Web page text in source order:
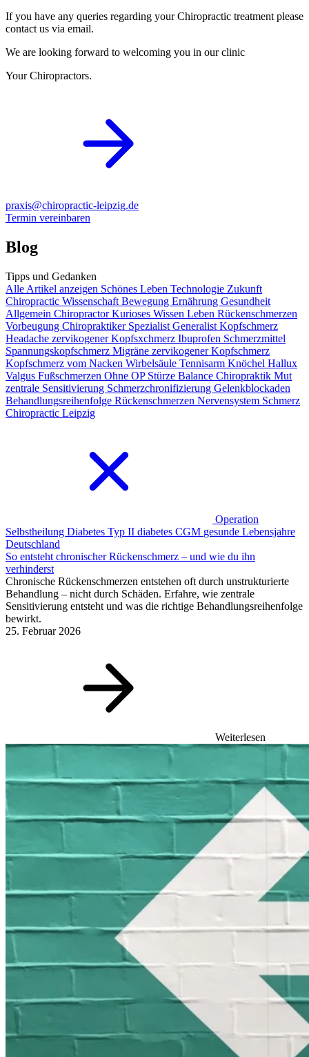
If you have any queries regarding your Chiropractic treatment please
contact us via email.
We are looking forward to welcoming you in our clinic
Your Chiropractors.
praxis@chiropractic-leipzig.de
Termin vereinbaren
Blog
Tipps und Gedanken
Alle Artikel anzeigen Schönes Leben Technologie Zukunft
Chiropractic Wissenschaft Bewegung Ernährung Gesundheit
Allgemein ChiropractorKurioses Wissen Leben Rückenschmerzen
Vorbeugung Chiropraktiker Spezialist Generalist Kopfschmerz
Headache zervikogener Kopfsxchmerz Ibuprofen Schmerzmittel
Spannungskopfschmerz Migräne zervikogener Kopfschmerz
Kopfschmerz vom Nacken Wirbelsäule Tennisarm Knöchel Hallux
Valgus Fußschmerzen Ohne OP Stürze Balance Chiropraktik Mut
zentrale Sensitivierung Schmerzchronifizierung Gelenkblockaden
Behandlungsreihenfolge Rückenschmerzen Nervensystem Schmerz
Chiropractic Leipzig
Operation
Selbstheilung Diabetes Typ II diabetes CGM gesunde Lebensjahre
Deutschland
So entsteht chronischer Rückenschmerz – und wie du ihn
verhinderst
Chronische Rückenschmerzen entstehen oft durch unstrukturierte
Behandlung – nicht durch Schäden. Erfahre, wie zentrale
Sensitivierung entsteht und was die richtige Behandlungsreihenfolge
bewirkt.
25. Februar 2026
Weiterlesen